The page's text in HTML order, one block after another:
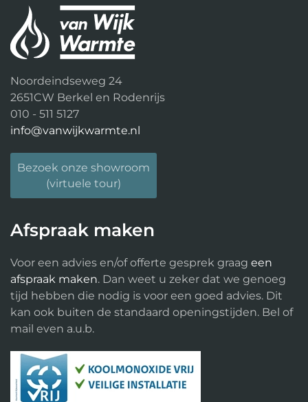
Noordeindseweg 24
2651CW Berkel en Rodenrijs
010 - 511 5127
info@vanwijkwarmte.nl
Bezoek onze showroom
(virtuele tour)
Afspraak maken
Voor een advies en/of offerte gesprek graag een
afspraak maken. Dan weet u zeker dat we genoeg
tijd hebben die nodig is voor een goed advies. Dit
kan ook buiten de standaard openingstijden. Bel of
mail even a.u.b.